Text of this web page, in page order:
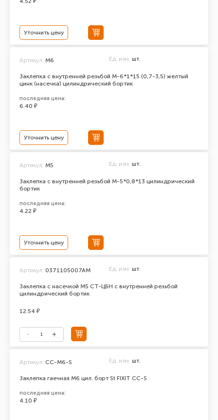
Уточнить цену
Заклепка с внутренней резьбой М-6*1*15 (0,7-3,5) желтый
цинк (насечка) цилиндрический бортик
Артикул: М6 Ед. изм. шт.
последняя цена:
6.40 ₽
Уточнить цену
Заклепка с внутренней резьбой М-5*0,8*13 цилиндрический
бортик
Артикул: М5 Ед. изм. шт.
последняя цена:
4.22 ₽
Уточнить цену
Заклепка с насечкой М5 СТ-ЦБН с внутренней резьбой
цилиндрический бортик
Артикул: 0371105007АМ Ед. изм. шт.
12.54 ₽
Заклепка гаечная М6 цил. борт St FIXIT CC-S
Артикул: CC-М6-S Ед. изм. шт.
последняя цена:
4.10 ₽